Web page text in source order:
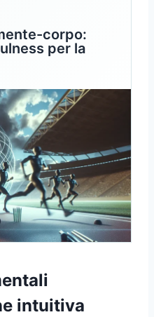
corpo:
per la
intuitiva